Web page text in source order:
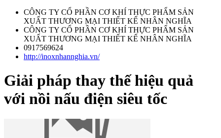
CÔNG TY CỔ PHẦN CƠ KHÍ THỰC PHẨM SẢN
XUẤT THƯƠNG MẠI THIẾT KẾ NHÂN NGHĨA
CÔNG TY CỔ PHẦN CƠ KHÍ THỰC PHẨM SẢN
XUẤT THƯƠNG MẠI THIẾT KẾ NHÂN NGHĨA
0917569624
http://inoxnhannghia.vn/
Giải pháp thay thế hiệu quả
với nồi nấu điện siêu tốc